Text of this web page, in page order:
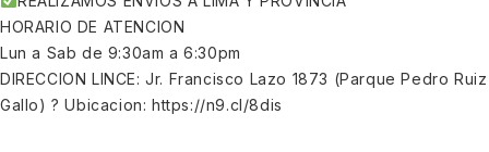
HORARIO DE ATENCION
Lun a Sab de 9:30am a 6:30pm
DIRECCION LINCE: Jr. Francisco Lazo 1873 (Parque Pedro Ruiz
Gallo) ? Ubicacion: https://n9.cl/8dis